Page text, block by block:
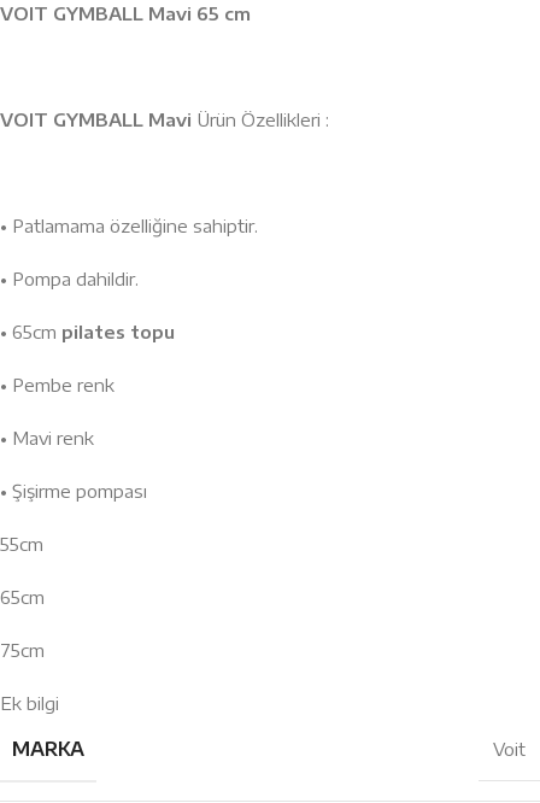
VOIT GYMBALL Mavi 65 cm
VOIT GYMBALL Mavi Ürün Özellikleri :
• Patlamama özelliğine sahiptir.
• Pompa dahildir.
• 65cm pilates topu
• Pembe renk
• Mavi renk
• Şişirme pompası
55cm
65cm
75cm
Ek bilgi
MARKA Voit